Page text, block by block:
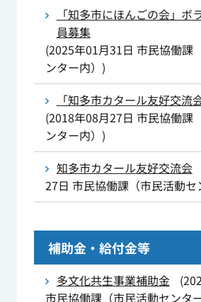
「知多市にほんごの会」ボ
員募集
(2025年01月31日 市民協働課
ンター内） )
「知多市カタール友好交流
(2018年08月27日 市民協働課
ンター内） )
知多市カタール友好交流会
27日 市民協働課（市民活動セ
補助金・給付金等
多文化共生事業補助金 (
市民協働課（市民活動センター